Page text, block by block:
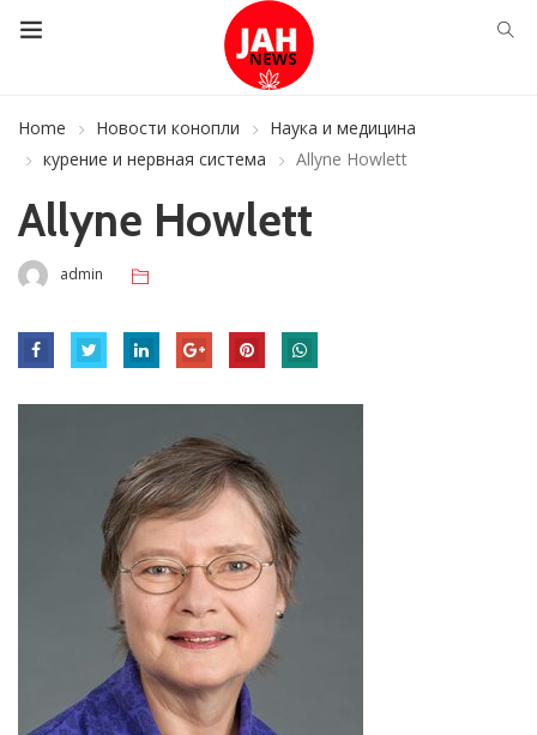
Home Новости конопли
Наука и медицина
курение и нервная система
Allyne Howlett
Allyne Howlett
admin